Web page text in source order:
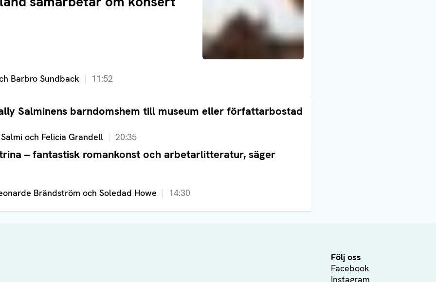
Barbro Sundback 11:52
Salminens barndomshem till museum eller författarbostad
och Felicia Grandell 20:35
– fantastisk romankonst och arbetarlitteratur, säger
Brändström och Soledad Howe 14:30
Följ oss
Facebook
Instagram